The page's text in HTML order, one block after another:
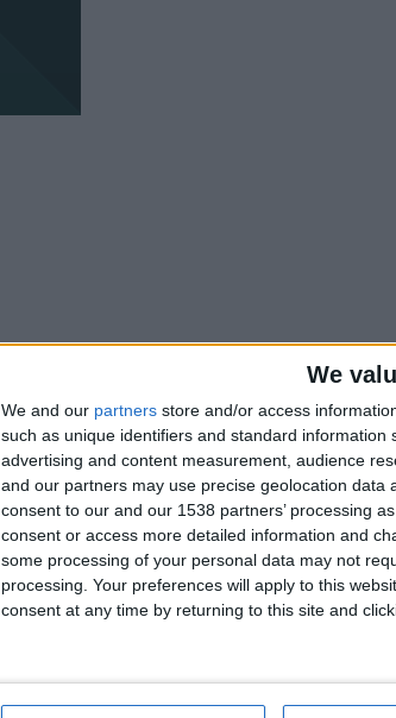
We
We and our partners store and/or access
such as unique identifiers and standard
advertising and content measurement, audience
and our partners may use precise geolocation data
consent to our and our 1538 partners’ processing
consent or access more detailed information and
some processing of your personal data may not
processing. Your preferences will apply to this
consent at any time by returning to this site and